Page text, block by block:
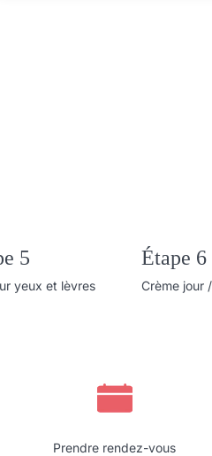
5
yeux et lèvres
Étape 6
Crème jour
Prendre rendez-vous